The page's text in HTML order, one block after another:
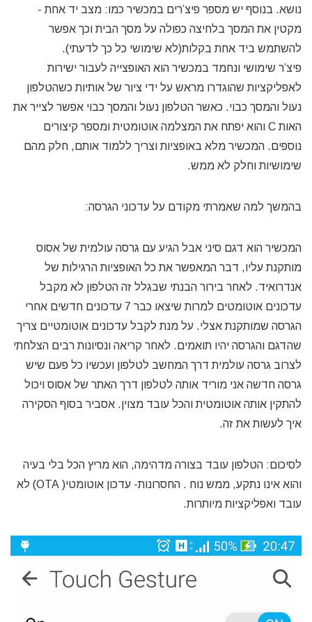
נושא. בנוסף יש מספר פיצ’רים במכשיר כמו: מצב יד אחת -
מקטין את המסך בלחיצה כפולה על מסך הבית וכך אפשר
להשתמש ביד אחת בקלות(לא שימושי כל כך לדעתי).
פיצ’ר שימושי ונחמד במכשיר הוא האופצייה לעבור ישירות
לאפליקציות שהוגדרו מראש על ידי ציור של אותיות כשהטלפון
נעול והמסך כבוי. כאשר הטלפון נעול והמסך כבוי אפשר לצייר את
האות C והוא יפתח את המצלמה אוטומטית ומספר קיצורים
נוספים. המכשיר מלא באופציות וצריך ללמוד אותם, חלק מהם
שימושיות וחלק לא ממש.
בהמשך למה שאמרתי מקודם על עדכוני הגרסה:
המכשיר הוא דגם סיני אבל הגיע עם גרסה עולמית של אסוס
מותקנת עליו, דבר המאפשר את כל האופציות הרגילות של
אנדרואיד. לאחר בירור הבנתי שבגלל זה הטלפון לא מקבל
עדכונים אוטומטים למרות שיצאו כבר 7 עדכונים חדשים אחרי
הגרסה שמותקנת אצלי. על מנת לקבל עדכונים אוטומטיים צריך
שהדגם והגרסה יהיו תואמים. לאחר קריאה ונסיונות רבים הצלחתי
לצרוב גרסה עולמית דרך המחשב לטלפון ועכשיו כל פעם שיש
גרסה חדשה אני מוריד אותה לטלפון דרך האתר של אסוס ויכול
להתקין אותה אוטומטית והכל עובד מצוין. אסביר בסוף הסקירה
איך לעשות את זה.
לסיכום: הטלפון עובד בצורה מדהימה, הוא מריץ הכל בלי בעיה
והוא אינו נתקע, ממש נוח . החסרונות- עדכון אוטומטי( OTA) לא
עובד ואפליקציות מיותרות.